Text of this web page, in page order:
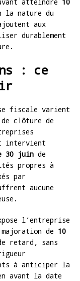
la nature du
aux
durablement
: ce
fiscale varient
clôture de
intervient
30 juin de
propres à
par
aucune
l’entreprise
de 10
retard, sans
à anticiper la
avant la date